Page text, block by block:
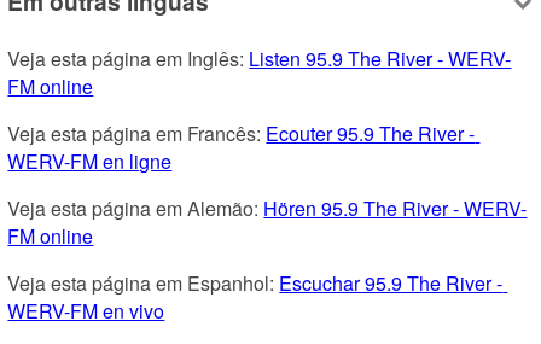
Veja esta página em Inglês: Listen 95.9 The River - WERV-
FM online
Veja esta página em Francês: Ecouter 95.9 The River -
WERV-FM en ligne
Veja esta página em Alemão: Hören 95.9 The River - WERV-
FM online
Veja esta página em Espanhol: Escuchar 95.9 The River -
WERV-FM en vivo